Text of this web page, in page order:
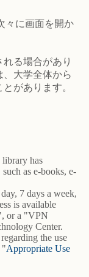
々に画面を開か
る場合があり
、大学全体から
があります。
has
as e-books, e-
7 days a week,
is available
or a "VPN
Center.
the use
"Appropriate Use